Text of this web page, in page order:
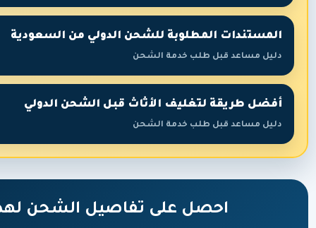
المستندات المطلوبة للشحن الدولي من السعودية
دليل مساعد قبل طلب خدمة الشحن
أفضل طريقة لتغليف الأثاث قبل الشحن الدولي
دليل مساعد قبل طلب خدمة الشحن
احصل على تفاصيل الشحن